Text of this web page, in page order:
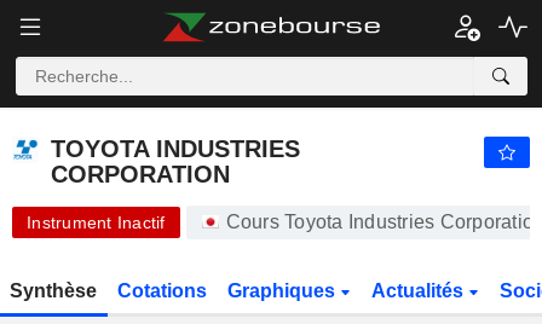
TOYOTA INDUSTRIES CORPORATION 20 450,00 ¥ -
TOYOTA INDUSTRIES
CORPORATION
Instrument Inactif Cours Toyota Industries
Synthèse Cotations Graphiques Actualités